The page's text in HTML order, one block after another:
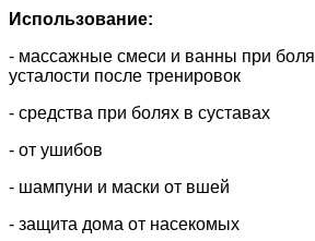
Использование:
- массажные смеси и ванны при
усталости после тренировок
- средства при болях в суставах
- от ушибов
- шампуни и маски от вшей
- защита дома от насекомых